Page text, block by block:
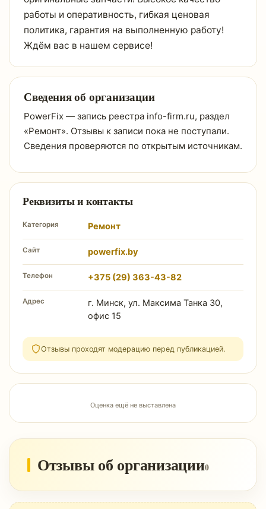
работы и оперативность, гибкая ценовая
политика, гарантия на выполненную работу!
Ждём вас в нашем сервисе!
Сведения об организации
PowerFix — запись реестра info-firm.ru, раздел
«Ремонт». Отзывы к записи пока не поступали.
Сведения проверяются по открытым источникам.
Реквизиты и контакты
Категория Ремонт
Сайт powerfix.by
Телефон +375 (29) 363-43-82
Адрес
г. Минск, ул. Максима Танка 30,
офис 15
Отзывы проходят модерацию перед публикацией.
Оценка ещё не выставлена
Отзывы об организации0